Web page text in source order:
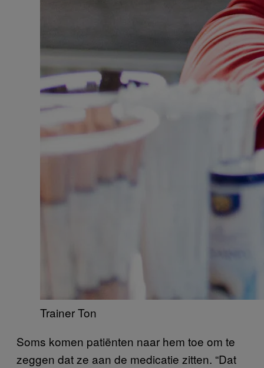
Trainer Ton
Soms komen patiënten naar hem toe om te
zeggen dat ze aan de medicatie zitten. “Dat